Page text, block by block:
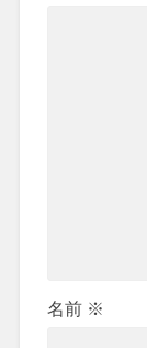
名前 ※